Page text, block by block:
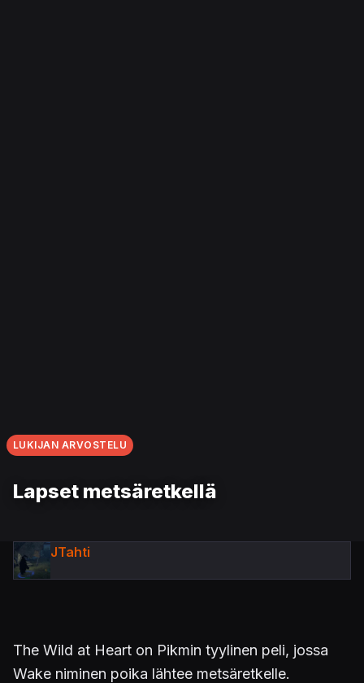
LUKIJAN ARVOSTELU
Lapset metsäretkellä
JTahti
The Wild at Heart on Pikmin tyylinen peli, jossa
Wake niminen poika lähtee metsäretkelle.